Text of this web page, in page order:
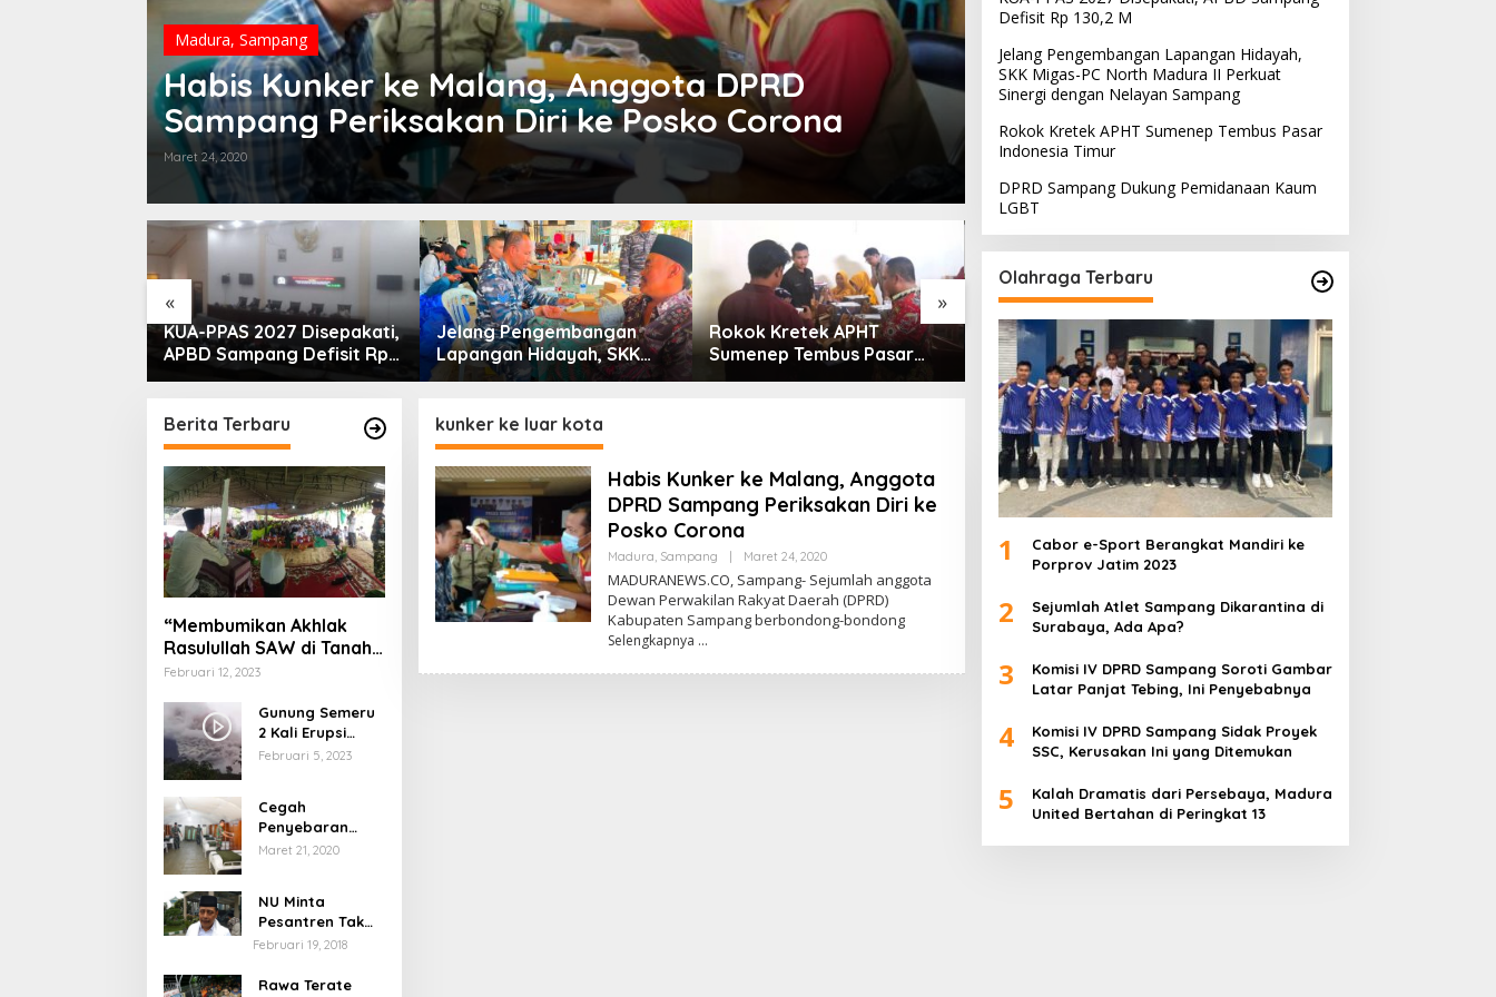
Madura, Sampang
Habis Kunker ke Malang, Anggota DPRD
Sampang Periksakan Diri ke Posko Corona
Maret 24, 2020
« »
KUA-PPAS 2027 Disepakati,
APBD Sampang Defisit Rp
130,2 M
Jelang Pengembangan
Lapangan Hidayah, SKK
Migas-PC North Madura II
Nelayan Sampang
Rokok Kretek APHT
Sumenep Tembus Pasar
Indonesia Timur
DPRD Sampang Dukung
Pemidanaan Kaum LGBT
PPD Desak PLN Madura
Evaluasi Program Lisdes
Sumenep, Ini Sebabnya
Berita Terbaru
“Membumikan Akhlak
Rasulullah SAW di Tanah
Nusantara”
Februari 12, 2023
Gunung Semeru
2 Kali Erupsi
dengan Tinggi
Februari 5, 2023
Cegah
Penyebaran
Virus Corona,
Pelayanan
Maret 21, 2020
NU Minta
Pesantren Tak
Terprovokasi
Februari 19, 2018
Rawa Terate
kunker ke luar kota
Habis Kunker ke Malang, Anggota
DPRD Sampang Periksakan Diri ke
Posko Corona
Madura, Sampang Maret 24, 2020Oleh
MADURANEWS.CO, Sampang- Sejumlah anggota
Dewan Perwakilan Rakyat Daerah (DPRD)
Kabupaten Sampang berbondong-bondong
Selengkapnya
Defisit Rp 130,2 M
Jelang Pengembangan Lapangan Hidayah,
SKK Migas-PC North Madura II Perkuat
Sinergi dengan Nelayan Sampang
Rokok Kretek APHT Sumenep Tembus Pasar
Indonesia Timur
DPRD Sampang Dukung Pemidanaan Kaum
LGBT
Olahraga Terbaru
1
Cabor e-Sport Berangkat Mandiri ke
Porprov Jatim 2023
2
Sejumlah Atlet Sampang Dikarantina di
Surabaya, Ada Apa?
3
Komisi IV DPRD Sampang Soroti Gambar
Latar Panjat Tebing, Ini Penyebabnya
4
Komisi IV DPRD Sampang Sidak Proyek
SSC, Kerusakan Ini yang Ditemukan
5
Kalah Dramatis dari Persebaya, Madura
United Bertahan di Peringkat 13